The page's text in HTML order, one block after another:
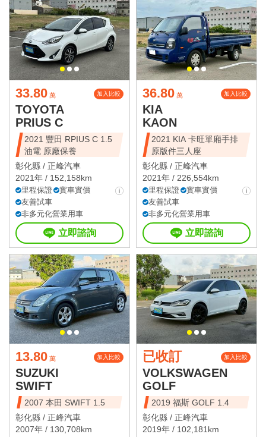
33.80 萬 加入比較
TOYOTA
PRIUS C
2021 豐田 RPIUS C 1.5
油電 原廠保養
彰化縣 / 正峰汽車
2021年 / 152,158km
里程保證
實車實價
友善試車
非多元化營業用車
立即諮詢
36.80 萬 加入比較
KIA
KAON
2021 KIA 卡旺單廂手排
原版件三人座
彰化縣 / 正峰汽車
2021年 / 226,554km
里程保證
實車實價
友善試車
非多元化營業用車
立即諮詢
13.80 萬 加入比較
SUZUKI
SWIFT
2007 本田 SWIFT 1.5
彰化縣 / 正峰汽車
2007年 / 130,708km
已收訂 加入比較
VOLKSWAGEN
GOLF
2019 福斯 GOLF 1.4
彰化縣 / 正峰汽車
2019年 / 102,181km